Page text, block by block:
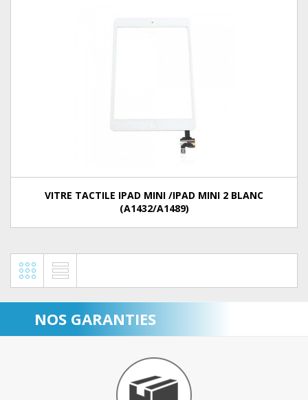
VITRE TACTILE IPAD MINI /IPAD MINI 2 BLANC
(A1432/A1489)
NOS GARANTIES